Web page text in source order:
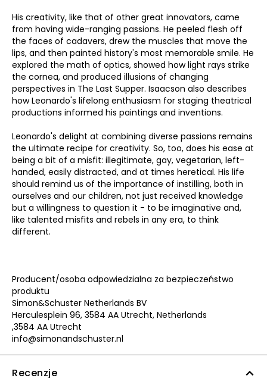
His creativity, like that of other great innovators, came
from having wide-ranging passions. He peeled flesh off
the faces of cadavers, drew the muscles that move the
lips, and then painted history's most memorable smile. He
explored the math of optics, showed how light rays strike
the cornea, and produced illusions of changing
perspectives in The Last Supper. Isaacson also describes
how Leonardo's lifelong enthusiasm for staging theatrical
productions informed his paintings and inventions.
Leonardo's delight at combining diverse passions remains
the ultimate recipe for creativity. So, too, does his ease at
being a bit of a misfit: illegitimate, gay, vegetarian, left-
handed, easily distracted, and at times heretical. His life
should remind us of the importance of instilling, both in
ourselves and our children, not just received knowledge
but a willingness to question it - to be imaginative and,
like talented misfits and rebels in any era, to think
different.
Producent/osoba odpowiedzialna za bezpieczeństwo
produktu
Simon&Schuster Netherlands BV
Herculesplein 96, 3584 AA Utrecht, Netherlands
,3584 AA Utrecht
info@simonandschuster.nl
Recenzje